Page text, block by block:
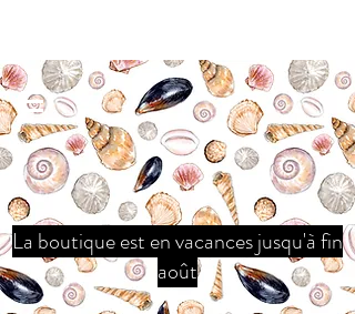
La boutique est en vacances jusqu'à fin
août